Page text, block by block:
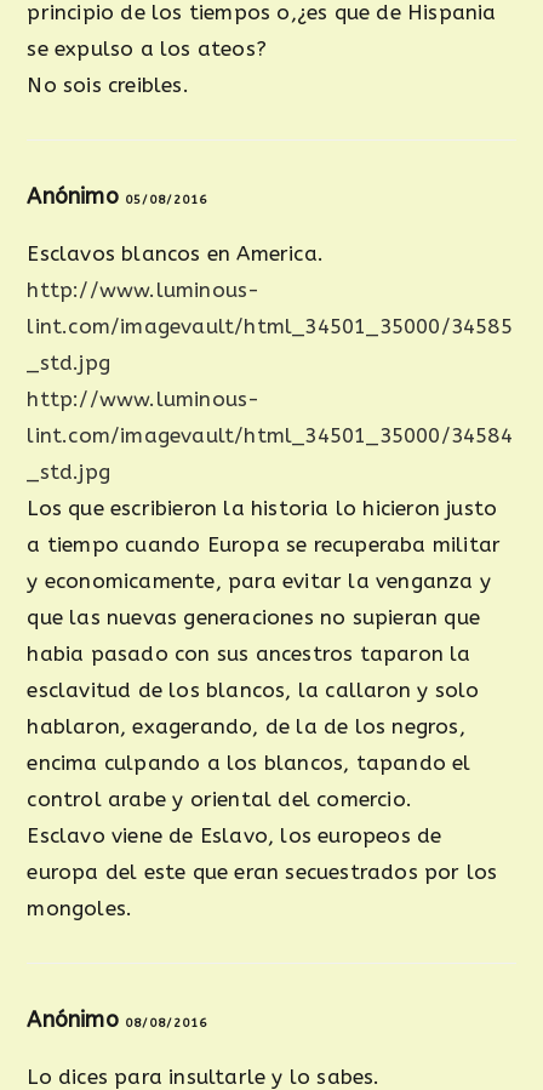
principio de los tiempos o,¿es que de Hispania
se expulso a los ateos?
No sois creibles.
Anónimo 05/08/2016
Esclavos blancos en America.
http://www.luminous-
lint.com/imagevault/html_34501_35000/34585
_std.jpg
http://www.luminous-
lint.com/imagevault/html_34501_35000/34584
_std.jpg
Los que escribieron la historia lo hicieron justo
a tiempo cuando Europa se recuperaba militar
y economicamente, para evitar la venganza y
que las nuevas generaciones no supieran que
habia pasado con sus ancestros taparon la
esclavitud de los blancos, la callaron y solo
hablaron, exagerando, de la de los negros,
encima culpando a los blancos, tapando el
control arabe y oriental del comercio.
Esclavo viene de Eslavo, los europeos de
europa del este que eran secuestrados por los
mongoles.
Anónimo 08/08/2016
Lo dices para insultarle y lo sabes.